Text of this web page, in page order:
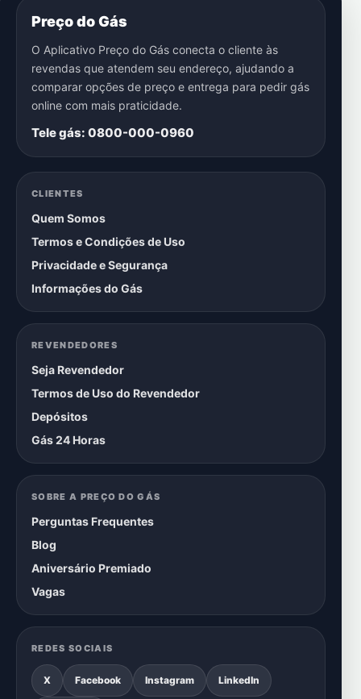
Preço do Gás
O Aplicativo Preço do Gás conecta o cliente às
revendas que atendem seu endereço, ajudando a
comparar opções de preço e entrega para pedir gás
online com mais praticidade.
Tele gás: 0800-000-0960
CLIENTES
Quem Somos
Termos e Condições de Uso
Privacidade e Segurança
Informações do Gás
REVENDEDORES
Seja Revendedor
Termos de Uso do Revendedor
Depósitos
Gás 24 Horas
SOBRE A PREÇO DO GÁS
Perguntas Frequentes
Blog
Aniversário Premiado
Vagas
REDES SOCIAIS
X Facebook Instagram LinkedIn